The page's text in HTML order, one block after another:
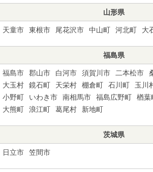
山形県
天童市 東根市 尾花沢市 中山町 河北町 大
福島県
福島市 郡山市 白河市 須賀川市 二本松市
大玉村
鏡石町 天栄村 棚倉町 石川町 玉川
小野町
いわき市 南相馬市 福島広野町 楢葉
大熊町
浪江町 葛尾村 新地町
茨城県
日立市 笠間市